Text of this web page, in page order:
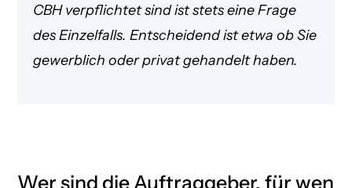
CBH verpflichtet sind ist stets eine Frage
des Einzelfalls. Entscheidend ist etwa ob Sie
gewerblich oder privat gehandelt haben.
Wer sind die Auftraggeber, für wen